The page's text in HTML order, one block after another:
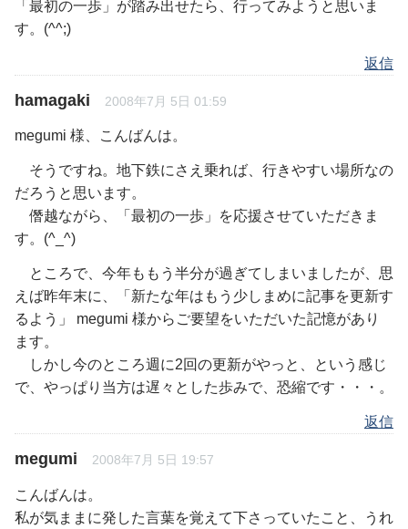
「最初の一歩」が踏み出せたら、行ってみようと思いま
す。(^^;)
返信
hamagaki 2008年7月 5日 01:59
megumi 様、こんばんは。
そうですね。地下鉄にさえ乗れば、行きやすい場所なの
だろうと思います。
僭越ながら、「最初の一歩」を応援させていただきま
す。(^_^)
ところで、今年ももう半分が過ぎてしまいましたが、思
えば昨年末に、「新たな年はもう少しまめに記事を更新す
るよう」 megumi 様からご要望をいただいた記憶があり
ます。
しかし今のところ週に2回の更新がやっと、という感じ
で、やっぱり当方は遅々とした歩みで、恐縮です・・・。
返信
megumi 2008年7月 5日 19:57
こんばんは。
私が気ままに発した言葉を覚えて下さっていたこと、うれ